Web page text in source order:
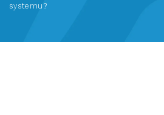
systemu?